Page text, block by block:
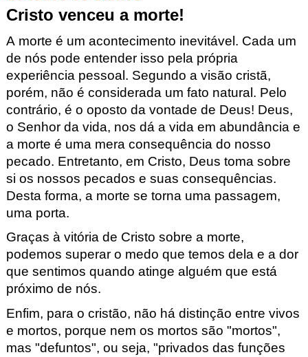
Cristo venceu a morte!
A morte é um acontecimento inevitável. Cada um
de nós pode entender isso pela própria
experiência pessoal. Segundo a visão cristã,
porém, não é considerada um fato natural. Pelo
contrário, é o oposto da vontade de Deus! Deus,
o Senhor da vida, nos dá a vida em abundância e
a morte é uma mera consequência do nosso
pecado. Entretanto, em Cristo, Deus toma sobre
si os nossos pecados e suas consequências.
Desta forma, a morte se torna uma passagem,
uma porta.
Graças à vitória de Cristo sobre a morte,
podemos superar o medo que temos dela e a dor
que sentimos quando atinge alguém que está
próximo de nós.
Enfim, para o cristão, não há distinção entre vivos
e mortos, porque nem os mortos são "mortos",
mas "defuntos", ou seja, "privados das funções